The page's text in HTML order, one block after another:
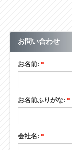
お問い合わせ
お名前: *
お名前ふりがな: *
会社名: *